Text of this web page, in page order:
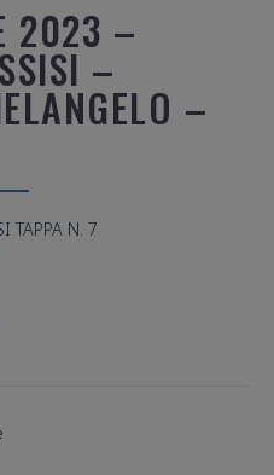
2023 –
–
–
TAPPA N. 7